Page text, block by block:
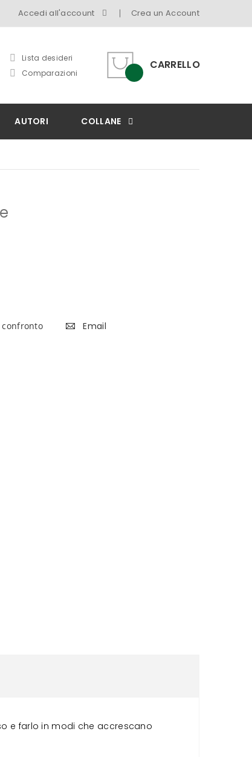
Accedi all'account Crea un Account
CARRELLO
Lista desideri
Comparazioni
AUTORI COLLANE
Email
e farlo in modi che accrescano